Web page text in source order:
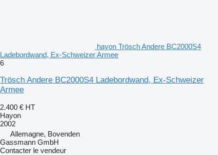
hayon Trösch Andere BC2000S4
Ladebordwand, Ex-Schweizer Armee
6
Trösch Andere BC2000S4 Ladebordwand, Ex-Schweizer
Armee
2.400 € HT
Hayon
2002
Allemagne, Bovenden
Gassmann GmbH
Contacter le vendeur